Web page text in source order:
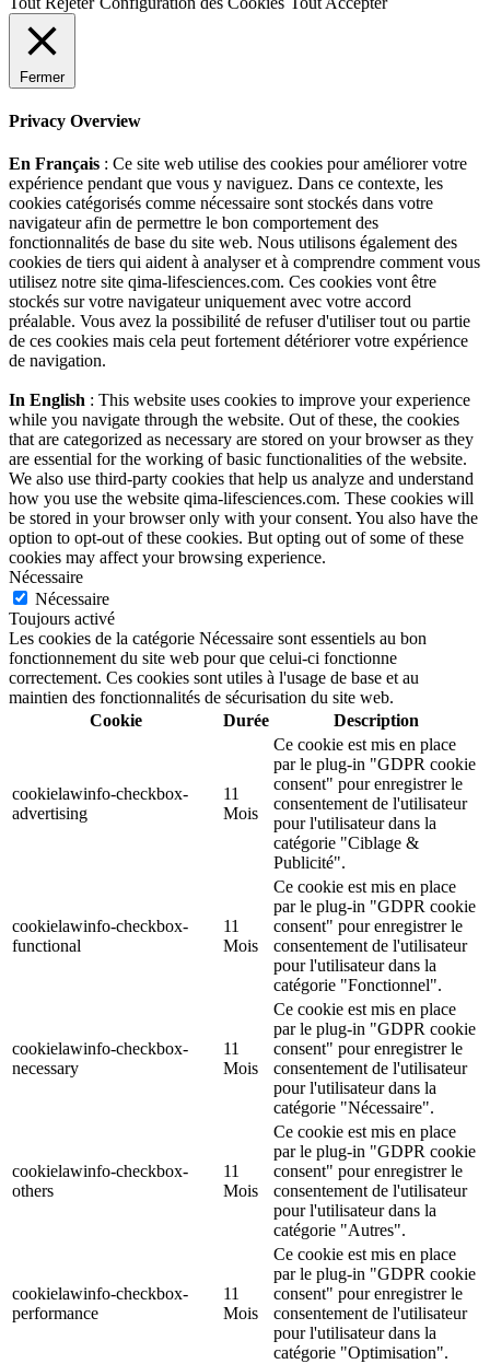
Fermer
Privacy Overview
En Français : Ce site web utilise des cookies pour améliorer votre
expérience pendant que vous y naviguez. Dans ce contexte, les
cookies catégorisés comme nécessaire sont stockés dans votre
navigateur afin de permettre le bon comportement des
fonctionnalités de base du site web. Nous utilisons également des
cookies de tiers qui aident à analyser et à comprendre comment vous
utilisez notre site qima-lifesciences.com. Ces cookies vont être
stockés sur votre navigateur uniquement avec votre accord
préalable. Vous avez la possibilité de refuser d'utiliser tout ou partie
de ces cookies mais cela peut fortement détériorer votre expérience
de navigation.
In English : This website uses cookies to improve your experience
while you navigate through the website. Out of these, the cookies
that are categorized as necessary are stored on your browser as they
are essential for the working of basic functionalities of the website.
We also use third-party cookies that help us analyze and understand
how you use the website qima-lifesciences.com. These cookies will
be stored in your browser only with your consent. You also have the
option to opt-out of these cookies. But opting out of some of these
cookies may affect your browsing experience.
Nécessaire
Nécessaire
Toujours activé
Les cookies de la catégorie Nécessaire sont essentiels au bon
fonctionnement du site web pour que celui-ci fonctionne
correctement. Ces cookies sont utiles à l'usage de base et au
maintien des fonctionnalités de sécurisation du site web.
Cookie
Durée Description
cookielawinfo-checkbox-
advertising
11
Mois
Ce cookie est mis en place
par le plug-in "GDPR cookie
consent" pour enregistrer le
consentement de l'utilisateur
pour l'utilisateur dans la
catégorie "Ciblage &
Publicité".
cookielawinfo-checkbox-
functional
11
Mois
Ce cookie est mis en place
par le plug-in "GDPR cookie
consent" pour enregistrer le
consentement de l'utilisateur
pour l'utilisateur dans la
catégorie "Fonctionnel".
cookielawinfo-checkbox-
necessary
11
Mois
Ce cookie est mis en place
par le plug-in "GDPR cookie
consent" pour enregistrer le
consentement de l'utilisateur
pour l'utilisateur dans la
catégorie "Nécessaire".
cookielawinfo-checkbox-
others
11
Mois
Ce cookie est mis en place
par le plug-in "GDPR cookie
consent" pour enregistrer le
consentement de l'utilisateur
pour l'utilisateur dans la
catégorie "Autres".
cookielawinfo-checkbox-
performance
11
Mois
Ce cookie est mis en place
par le plug-in "GDPR cookie
consent" pour enregistrer le
consentement de l'utilisateur
pour l'utilisateur dans la
catégorie "Optimisation".